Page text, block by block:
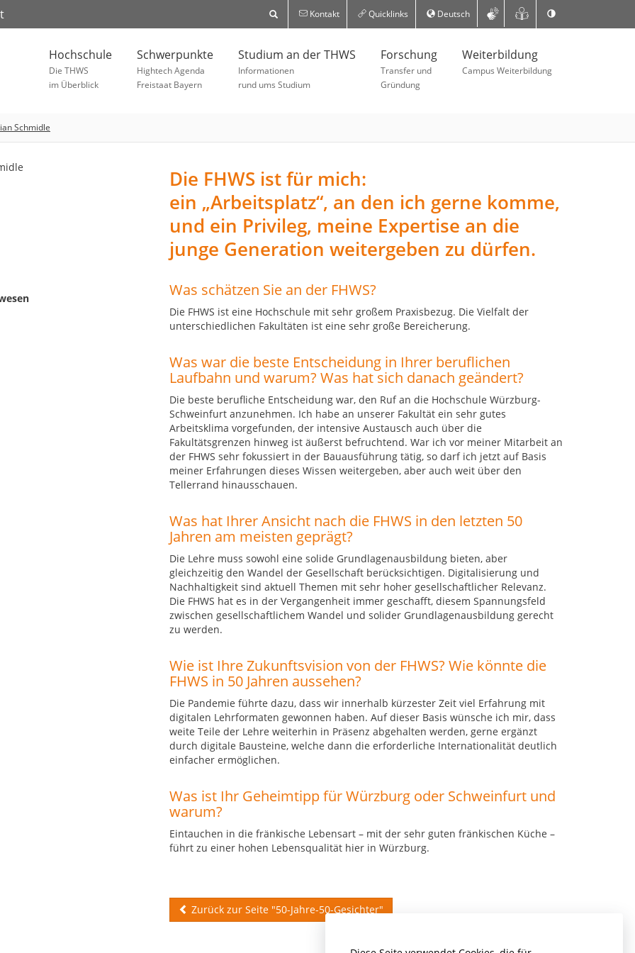
Kontakt Quicklinks Deutsch
Hochschule
Die THWS
im Überblick
Schwerpunkte
Hightech Agenda
Freistaat Bayern
Studium an der THWS
Informationen
rund ums Studium
Forschung
Transfer und
Gründung
Weiterbildung
Campus Weiterbildung
Schmidle
Die FHWS ist für mich:
ein „Arbeitsplatz“, an den ich gerne komme,
und ein Privileg, meine Expertise an die
junge Generation weitergeben zu dürfen.
Was schätzen Sie an der FHWS?
Die FHWS ist eine Hochschule mit sehr großem Praxisbezug. Die Vielfalt der
unterschiedlichen Fakultäten ist eine sehr große Bereicherung.
Was war die beste Entscheidung in Ihrer beruflichen
Laufbahn und warum? Was hat sich danach geändert?
Die beste berufliche Entscheidung war, den Ruf an die Hochschule Würzburg-
Schweinfurt anzunehmen. Ich habe an unserer Fakultät ein sehr gutes
Arbeitsklima vorgefunden, der intensive Austausch auch über die
Fakultätsgrenzen hinweg ist äußerst befruchtend. War ich vor meiner Mitarbeit an
der FHWS sehr fokussiert in der Bauausführung tätig, so darf ich jetzt auf Basis
meiner Erfahrungen dieses Wissen weitergeben, aber auch weit über den
Tellerrand hinausschauen.
Was hat Ihrer Ansicht nach die FHWS in den letzten 50
Jahren am meisten geprägt?
Die Lehre muss sowohl eine solide Grundlagenausbildung bieten, aber
gleichzeitig den Wandel der Gesellschaft berücksichtigen. Digitalisierung und
Nachhaltigkeit sind aktuell Themen mit sehr hoher gesellschaftlicher Relevanz.
Die FHWS hat es in der Vergangenheit immer geschafft, diesem Spannungsfeld
zwischen gesellschaftlichem Wandel und solider Grundlagenausbildung gerecht
zu werden.
Wie ist Ihre Zukunftsvision von der FHWS? Wie könnte die
FHWS in 50 Jahren aussehen?
Die Pandemie führte dazu, dass wir innerhalb kürzester Zeit viel Erfahrung mit
digitalen Lehrformaten gewonnen haben. Auf dieser Basis wünsche ich mir, dass
weite Teile der Lehre weiterhin in Präsenz abgehalten werden, gerne ergänzt
durch digitale Bausteine, welche dann die erforderliche Internationalität deutlich
einfacher ermöglichen.
Was ist Ihr Geheimtipp für Würzburg oder Schweinfurt und
warum?
Eintauchen in die fränkische Lebensart – mit der sehr guten fränkischen Küche –
führt zu einer hohen Lebensqualität hier in Würzburg.
Zurück zur Seite "50-Jahre-50-Gesichter"